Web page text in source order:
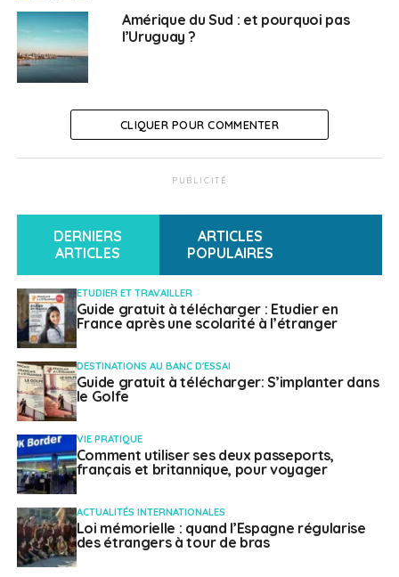
SUJETS ASSOCIÉS: AEFE ESPAGNE
MISSION LAÏQUE FRANÇAISE
A SUIVRE
reviennent au printemps 2022 à Bruxelles
questions immobilières
Weena Truscelli
Amérique du Sud : et pourquoi pas
l’Uruguay ?
CLIQUER POUR COMMENTER
PUBLICITÉ
DERNIERS
ARTICLES
ARTICLES
POPULAIRES
ETUDIER ET TRAVAILLER
Guide gratuit à télécharger : Etudier en
France après une scolarité à l’étranger
DESTINATIONS AU BANC D'ESSAI
Guide gratuit à télécharger: S’implanter dans
le Golfe
VIE PRATIQUE
Comment utiliser ses deux passeports,
français et britannique, pour voyager
ACTUALITÉS INTERNATIONALES
Loi mémorielle : quand l’Espagne régularise
des étrangers à tour de bras